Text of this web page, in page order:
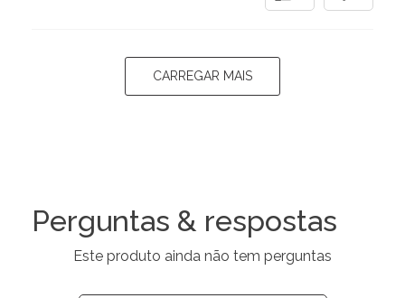
CARREGAR MAIS
Perguntas & respostas
Este produto ainda não tem perguntas